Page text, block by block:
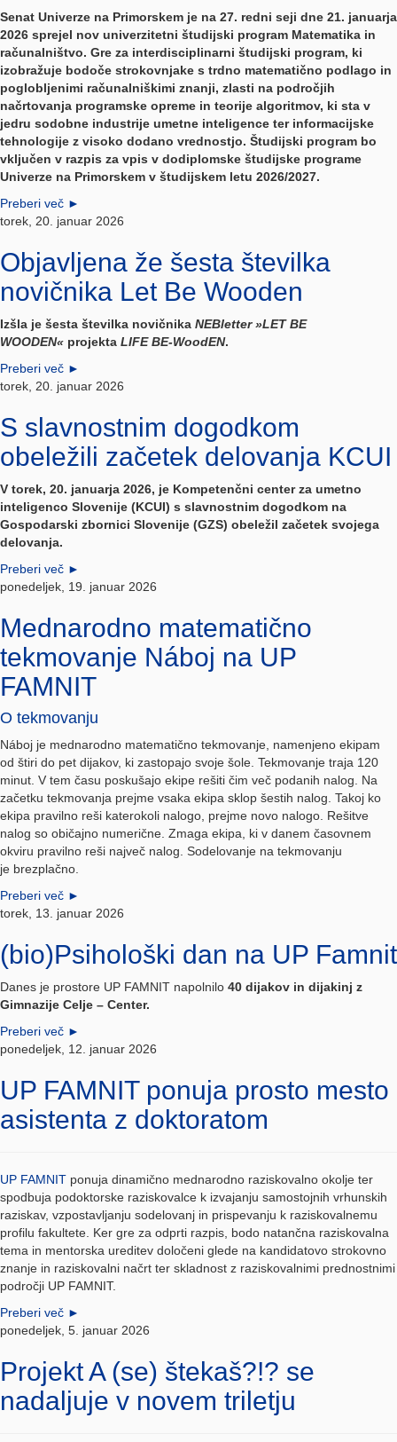
Senat Univerze na Primorskem je na 27. redni seji dne 21. januarja
2026 sprejel nov univerzitetni študijski program Matematika in
računalništvo. Gre za interdisciplinarni študijski program, ki
izobražuje bodoče strokovnjake s trdno matematično podlago in
poglobljenimi računalniškimi znanji, zlasti na področjih
načrtovanja programske opreme in teorije algoritmov, ki sta v
jedru sodobne industrije umetne inteligence ter informacijske
tehnologije z visoko dodano vrednostjo. Študijski program bo
vključen v razpis za vpis v dodiplomske študijske programe
Univerze na Primorskem v študijskem letu 2026/2027.
Preberi več ►
torek, 20. januar 2026
Objavljena že šesta številka
novičnika Let Be Wooden
Izšla je šesta številka novičnika NEBletter »LET BE
WOODEN« projekta LIFE BE-WoodEN.
Preberi več ►
torek, 20. januar 2026
S slavnostnim dogodkom
obeležili začetek delovanja KCUI
V torek, 20. januarja 2026, je Kompetenčni center za umetno
inteligenco Slovenije (KCUI) s slavnostnim dogodkom na
Gospodarski zbornici Slovenije (GZS) obeležil začetek svojega
delovanja.
Preberi več ►
ponedeljek, 19. januar 2026
Mednarodno matematično
tekmovanje Náboj na UP
FAMNIT
O tekmovanju
Náboj je mednarodno matematično tekmovanje, namenjeno ekipam
od štiri do pet dijakov, ki zastopajo svoje šole. Tekmovanje traja 120
minut. V tem času poskušajo ekipe rešiti čim več podanih nalog. Na
začetku tekmovanja prejme vsaka ekipa sklop šestih nalog. Takoj ko
ekipa pravilno reši katerokoli nalogo, prejme novo nalogo. Rešitve
nalog so običajno numerične. Zmaga ekipa, ki v danem časovnem
okviru pravilno reši največ nalog. Sodelovanje na tekmovanju
je brezplačno.
Preberi več ►
torek, 13. januar 2026
(bio)Psihološki dan na UP Famnit
Danes je prostore UP FAMNIT napolnilo 40 dijakov in dijakinj z
Gimnazije Celje – Center.
Preberi več ►
ponedeljek, 12. januar 2026
UP FAMNIT ponuja prosto mesto
asistenta z doktoratom
UP FAMNIT ponuja dinamično mednarodno raziskovalno okolje ter
spodbuja podoktorske raziskovalce k izvajanju samostojnih vrhunskih
raziskav, vzpostavljanju sodelovanj in prispevanju k raziskovalnemu
profilu fakultete. Ker gre za odprti razpis, bodo natančna raziskovalna
tema in mentorska ureditev določeni glede na kandidatovo strokovno
znanje in raziskovalni načrt ter skladnost z raziskovalnimi prednostnimi
področji UP FAMNIT.
Preberi več ►
ponedeljek, 5. januar 2026
Projekt A (se) štekaš?!? se
nadaljuje v novem triletju